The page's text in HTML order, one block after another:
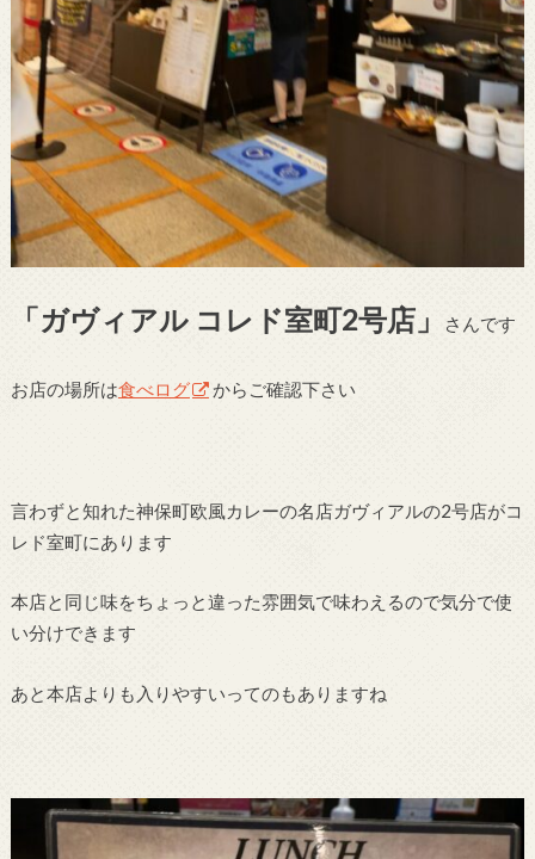
「ガヴィアル コレド室町2号店」 さんです
お店の場所は食べログ からご確認下さい
言わずと知れた神保町欧風カレーの名店ガヴィアルの2号店がコ
レド室町にあります
本店と同じ味をちょっと違った雰囲気で味わえるので気分で使
い分けできます
あと本店よりも入りやすいってのもありますね